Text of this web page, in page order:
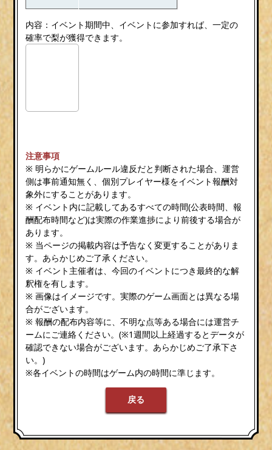
内容：イベント期間中、イベントに参加すれば、一定の
確率で梨が獲得できます。
注意事項
※ 明らかにゲームルール違反だと判断された場合、運営
側は事前通知無く、個別プレイヤー様をイベント報酬対
象外にすることがあります。
※ イベント内に記載してあるすべての時間(公表時間、報
酬配布時間など)は実際の作業進捗により前後する場合が
あります。
※ 当ページの掲載内容は予告なく変更することがありま
す。あらかじめご了承ください。
※ イベント主催者は、今回のイベントにつき最終的な解
釈権を有します。
※ 画像はイメージです。実際のゲーム画面とは異なる場
合がございます。
※ 報酬の配布内容等に、不明な点等ある場合には運営チ
ームにご連絡ください。(※1週間以上経過するとデータが
確認できない場合がございます。あらかじめご了承下さ
い。)
※各イベントの時間はゲーム内の時間に準じます。
戻る